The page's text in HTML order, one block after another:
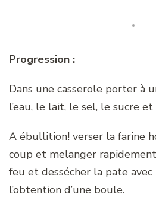
Progression :
Dans une casserole porter à
l’eau, le lait, le sel, le sucre
A ébullition! verser la farine
coup et melanger
feu et dessécher la pate avec
l’obtention d’une boule.